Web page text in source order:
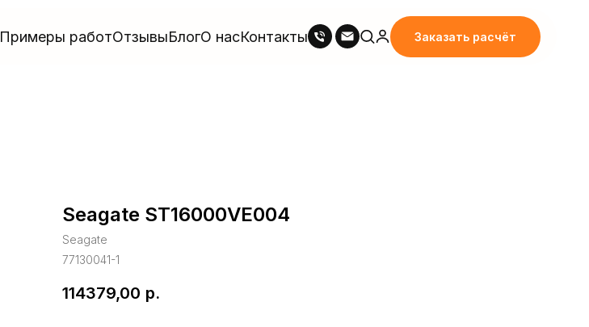
Примеры работОтзывыБлогО насКонтакты Заказать расчёт
Seagate ST16000VE004
Seagate
77130041-1
114379,00 р.